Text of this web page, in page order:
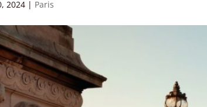
2024 | Paris